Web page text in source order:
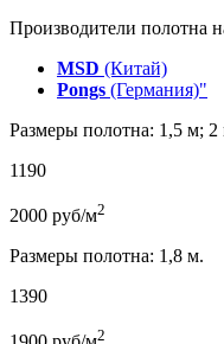
Производители полотна
MSD (Китай)
Pongs (Германия)"
Размеры полотна: 1,5 м;
1190
2000 руб/м2
Размеры полотна: 1,8 м.
1390
2